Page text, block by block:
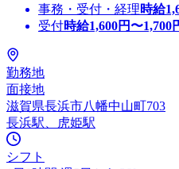
事務・受付・経理時給
受付時給1,600円〜1,700
勤務地
面接地
滋賀県長浜市八幡中山町703
長浜駅、虎姫駅
シフト